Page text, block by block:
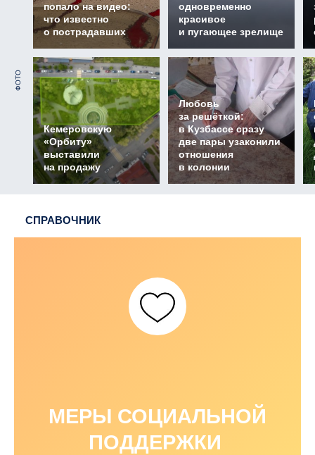
попало на видео:
что известно
о пострадавших
одновременно
красивое
и пугающее зрелище
ФОТО
Кемеровскую
«Орбиту»
выставили
на продажу
Любовь
за решёткой:
в Кузбассе сразу
две пары узаконили
отношения
в колонии
СПРАВОЧНИК
МЕРЫ СОЦИАЛЬНОЙ
ПОДДЕРЖКИ